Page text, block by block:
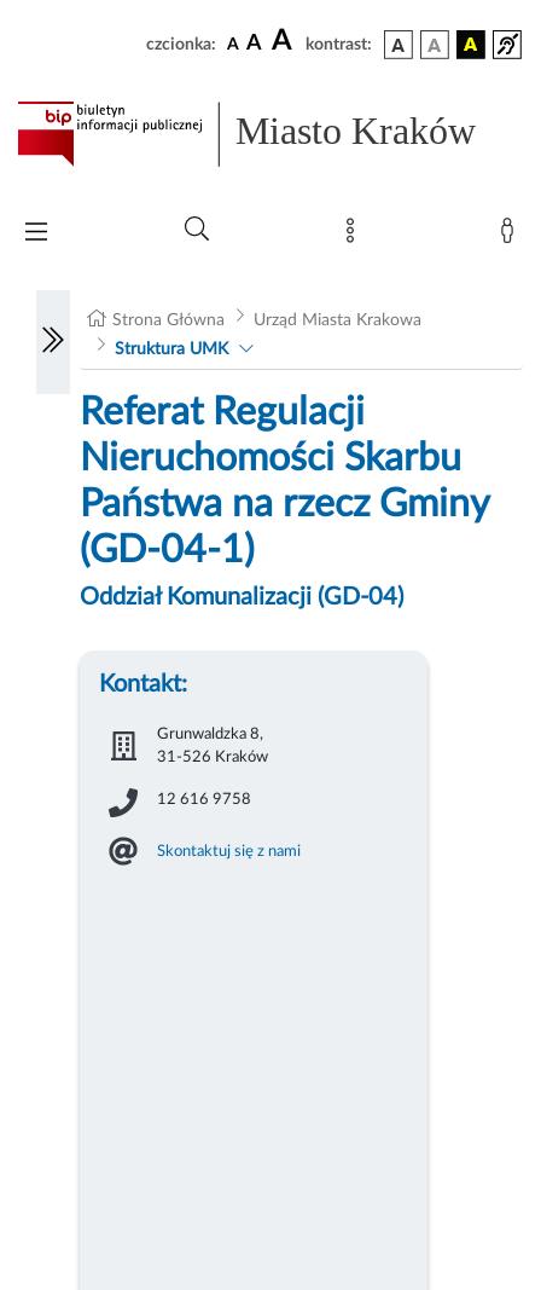
czcionka: A A A kontrast:
Miasto Kraków
Strona Główna
Urząd Miasta Krakowa
Struktura UMK
Referat Regulacji
Nieruchomości Skarbu
Państwa na rzecz Gminy
(GD-04-1)
Oddział Komunalizacji (GD-04)
Kontakt:
Grunwaldzka 8,
31-526 Kraków
12 616 9758
Skontaktuj się z nami